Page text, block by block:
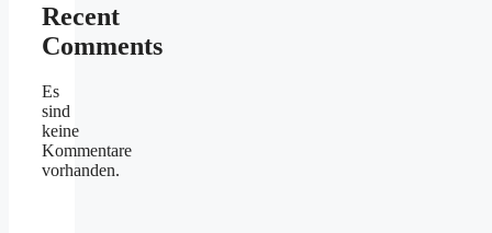
Recent
Comments
Es
sind
keine
Kommentare
vorhanden.